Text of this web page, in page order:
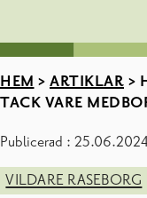
HEM > ARTIKLAR >
TACK VARE
Publicerad :
VILDARE RASEBORG